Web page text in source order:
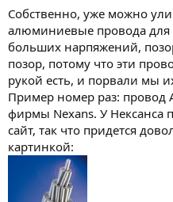
Собственно, уже можно
алюминиевые провода
больших нарпяжений,
позор, потому что эти
рукой есть, и порвали мы
Пример номер раз: провод
фирмы Nexans. У Нексанса
сайт, так что придется
картинкой: